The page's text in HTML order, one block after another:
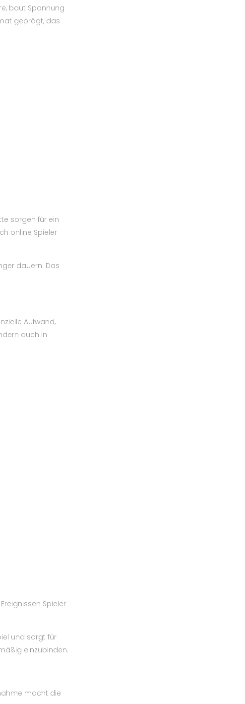
baut Spannung
geprägt, das
sorgen für ein
online Spieler
dauern. Das
Aufwand,
auch in
Spieler
und sorgt für
einzubinden.
macht die